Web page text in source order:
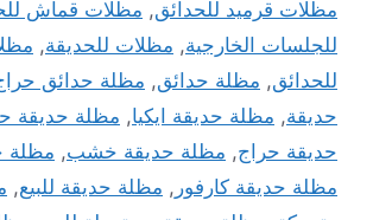
مظلات قرميد للحدائق, مظلات قماش
للجلسات الخارجية, مظلات للحديقة,
للحدائق, مظلة حدائق, مظلة حدائق
حديقة, مظلة حديقة ايكيا, مظلة حديقة
حديقة حراج, مظلة حديقة خشب, مظلة
مظلة حديقة كارفور , مظلة حديقة للبيع,